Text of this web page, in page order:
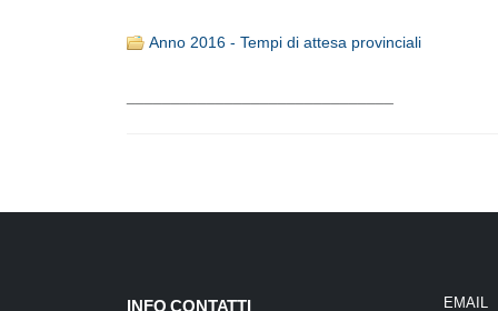
Anno 2016 - Tempi di attesa provinciali
INFO CONTATTI EMAIL